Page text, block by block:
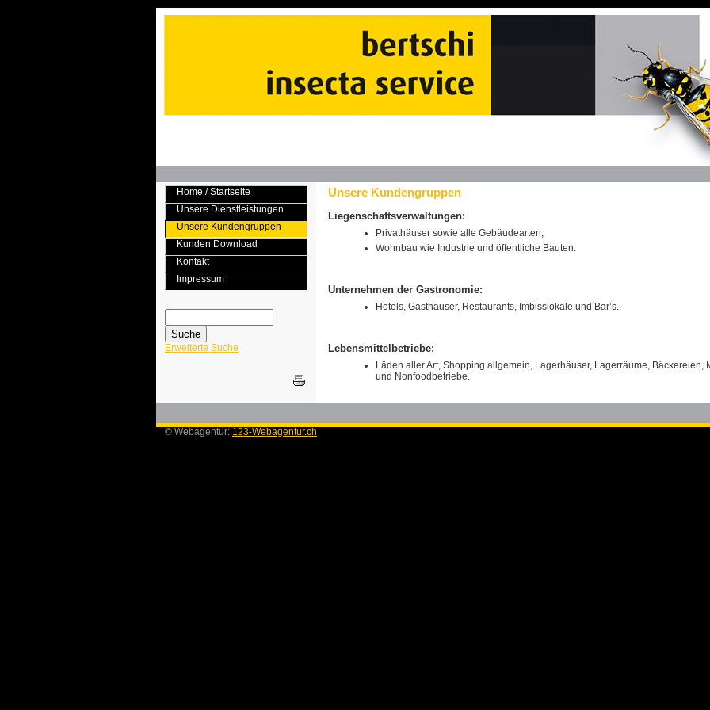
Home / Startseite
Unsere Dienstleistungen
Unsere Kundengruppen
Kunden Download
Kontakt
Impressum
Erweiterte Suche
Unsere Kundengruppen
Liegenschaftsverwaltungen:
Privathäuser sowie alle Gebäudearten,
Wohnbau wie Industrie und öffentliche Bauten.
Unternehmen der Gastronomie:
Hotels, Gasthäuser, Restaurants, Imbisslokale und Bar’s.
Lebensmittelbetriebe:
Läden aller Art, Shopping allgemein, Lagerhäuser, Lagerräume,
und Nonfoodbetriebe.
© Webagentur: 123-Webagentur.ch